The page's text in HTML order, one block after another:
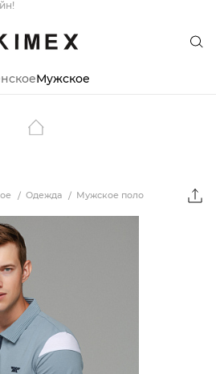
Мужское
Одежда Мужское поло